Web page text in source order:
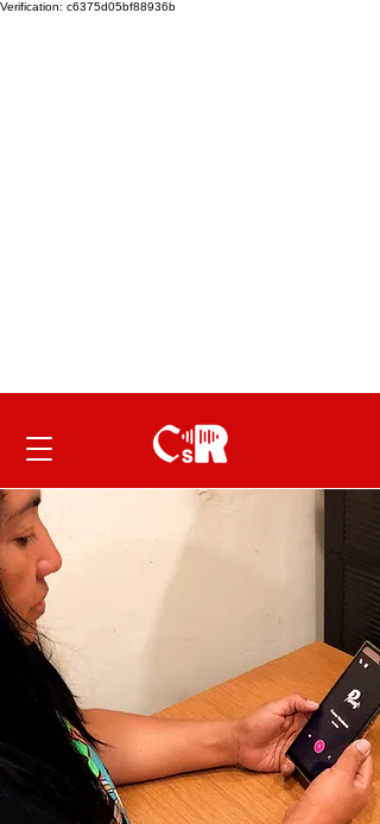
Verification: c6375d05bf88936b